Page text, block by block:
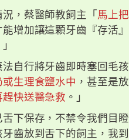
，蔡醫師教飼主「 馬上
能增加讓這顆牙齒『存活
自行將牙齒即時塞回毛
生理食鹽水中 ，甚至是
快送醫急救 。」
下保存，不禁令我們目
齒放到舌下的飼主，我